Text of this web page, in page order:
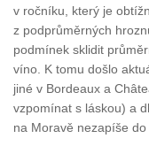
v ročníku, který je
z podprůměrných
podmínek sklidit
víno. K tomu došlo
jiné v Bordeaux a
vzpomínat s láskou) a
na Moravě nezapíše